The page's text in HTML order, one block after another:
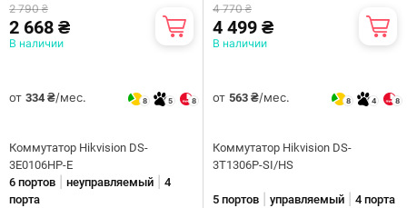
2 790 ₴
2 668 ₴
В наличии
от 334 ₴/мес. 8 5 8
Коммутатор Hikvision DS-
3E0106HP-E
6 портов
неуправляемый
4
порта
4 770 ₴
4 499 ₴
В наличии
от 563 ₴/мес. 8 4 8
Коммутатор Hikvision DS-
3T1306P-SI/HS
5 портов управляемый 4 порта